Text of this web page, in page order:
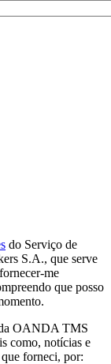
do Serviço de
S.A., que serve
me
que posso
OANDA TMS
como, notícias e
forneci, por: